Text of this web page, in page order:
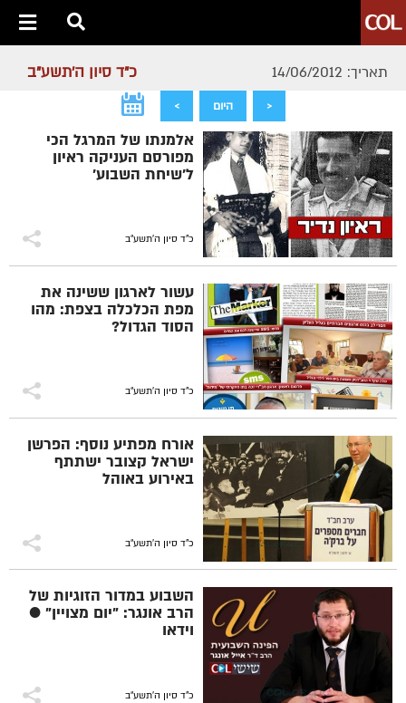
תאריך: 14/06/2012 כ"ד סיון ה׳תשע״ב
< היום >
אלמנתו של המרגל הכי
מפורסם העניקה ראיון
ל'שיחת השבוע'
כ"ד סיון ה׳תשע״ב
עשור לארגון ששינה את
מפת הכלכלה בצפת: מהו
הסוד הגדול?
כ"ד סיון ה׳תשע״ב
אורח מפתיע נוסף: הפרשן
ישראל קצובר ישתתף
באירוע באוהל
כ"ד סיון ה׳תשע״ב
השבוע במדור הזוגיות של
הרב אונגר: "יום מצויין" ●
וידאו
כ"ד סיון ה׳תשע״ב